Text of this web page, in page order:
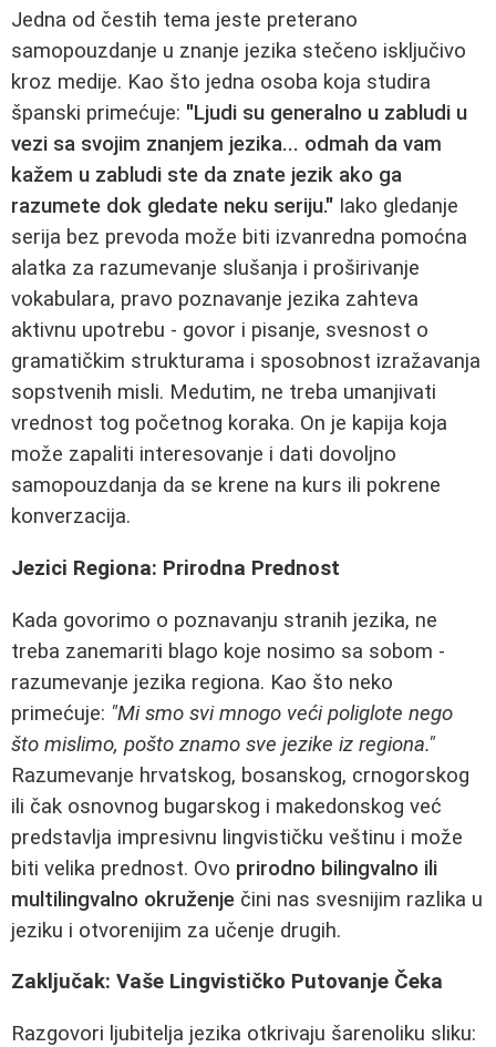
Jedna od čestih tema jeste preterano
samopouzdanje u znanje jezika stečeno isključivo
kroz medije. Kao što jedna osoba koja studira
španski primećuje: "Ljudi su generalno u zabludi u
vezi sa svojim znanjem jezika... odmah da vam
kažem u zabludi ste da znate jezik ako ga
razumete dok gledate neku seriju." Iako gledanje
serija bez prevoda može biti izvanredna pomoćna
alatka za razumevanje slušanja i proširivanje
vokabulara, pravo poznavanje jezika zahteva
aktivnu upotrebu - govor i pisanje, svesnost o
gramatičkim strukturama i sposobnost izražavanja
sopstvenih misli. Medutim, ne treba umanjivati
vrednost tog početnog koraka. On je kapija koja
može zapaliti interesovanje i dati dovoljno
samopouzdanja da se krene na kurs ili pokrene
konverzacija.
Jezici Regiona: Prirodna Prednost
Kada govorimo o poznavanju stranih jezika, ne
treba zanemariti blago koje nosimo sa sobom -
razumevanje jezika regiona. Kao što neko
primećuje: "Mi smo svi mnogo veći poliglote nego
što mislimo, pošto znamo sve jezike iz regiona."
Razumevanje hrvatskog, bosanskog, crnogorskog
ili čak osnovnog bugarskog i makedonskog već
predstavlja impresivnu lingvističku veštinu i može
biti velika prednost. Ovo prirodno bilingvalno ili
multilingvalno okruženje čini nas svesnijim razlika u
jeziku i otvorenijim za učenje drugih.
Zaključak: Vaše Lingvističko Putovanje Čeka
Razgovori ljubitelja jezika otkrivaju šarenoliku sliku: